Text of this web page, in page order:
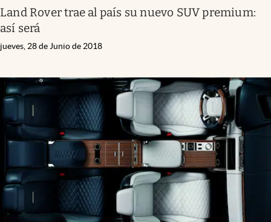
Land Rover trae al país su nuevo SUV premium:
así será
jueves, 28 de Junio de 2018